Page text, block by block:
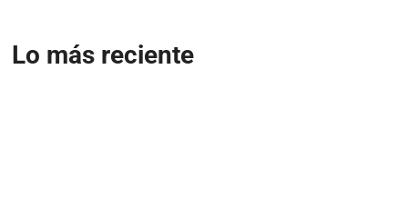
Lo más reciente